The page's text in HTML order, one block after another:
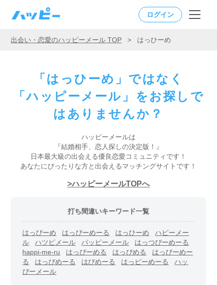
ログイン
出会い・恋愛のハッピーメール TOP > はっひーめ
「はっひーめ」ではなく
「ハッピーメール」をお探しで
はありませんか？
ハッピーメールは
『結婚相手、恋人探しの決定版！』
日本最大級の出会える優良恋愛コミュニティです！
あなたにぴったりな方と出会えるマッチングサイトです！
ハッピーメールTOPへ
打ち間違いキーワード一覧
はっぴーめ はっぴーめーる はっひーめ
ハピーメー
ル
ハツピメール パッピーメール
はっつぴーめーる
happi-me-ru
はっぴーめる はっぴめる
はっびーめー
る
はっびめーる はびめーる はっピーめーる
ハッ
ぴーメール